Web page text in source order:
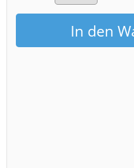
im
Großen
Garten
MengeIn den